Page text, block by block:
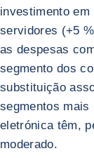
investimento
servidores (+5
as despesas
segmento dos
substituição
segmentos mais
eletrónica têm,
moderado.